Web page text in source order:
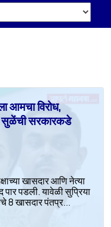
विरोध,
सुळेंची सरकारकडे
खासदार आणि नेत्या
पडली. यावेळी सुप्रिया
8 खासदार पंतप्र...